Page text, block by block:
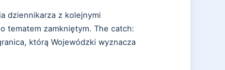
dziennikarza z kolejnymi
tematem zamkniętym. The catch:
którą Wojewódzki wyznacza